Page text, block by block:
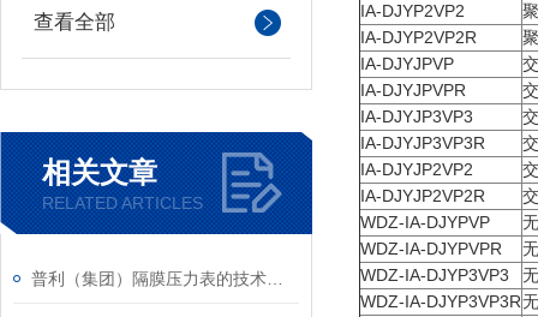
查看全部
相关文章
RELATED ARTICLES
IA-DJYP2VP2
IA-DJYP2VP2R
IA-DJYJPVP
IA-DJYJPVPR
IA-DJYJP3VP3
IA-DJYJP3VP3R
IA-DJYJP2VP2
IA-DJYJP2VP2R
WDZ-IA-DJYPVP
WDZ-IA-DJYPVPR
WDZ-IA-DJYP3VP3
WDZ-IA-DJYP3VP3R